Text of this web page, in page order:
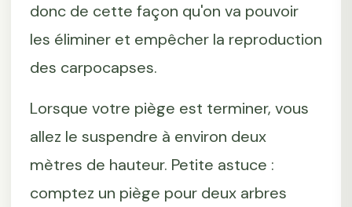
donc de cette façon qu'on va pouvoir
les éliminer et empêcher la reproduction
des carpocapses.
Lorsque votre piège est terminer, vous
allez le suspendre à environ deux
mètres de hauteur. Petite astuce :
comptez un piège pour deux arbres